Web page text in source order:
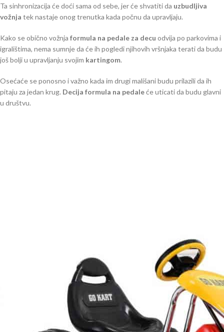
Ta sinhronizacija će doći sama od sebe, jer će shvatiti da uzbudljiva
vožnja tek nastaje onog trenutka kada počnu da upravljaju.
Kako se obično vožnja formula na pedale za decu odvija po parkovima i
igralištima, nema sumnje da će ih pogledi njihovih vršnjaka terati da budu
još bolji u upravljanju svojim kartingom.
Osećaće se ponosno i važno kada im drugi mališani budu prilazili da ih
pitaju za jedan krug. Decija formula na pedaleće uticati da budu glavni
u društvu.